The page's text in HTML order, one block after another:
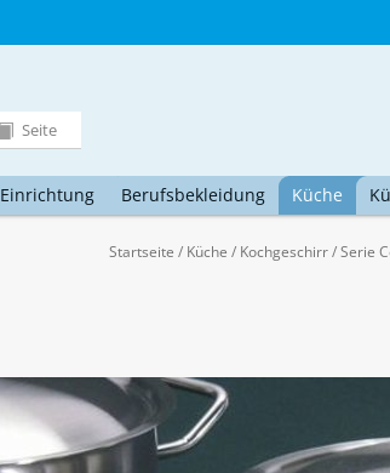
Einrichtung Berufsbekleidung Küche
Startseite / Küche / Kochgeschirr/Serie